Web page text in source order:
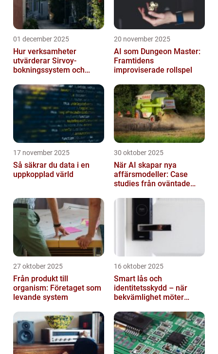
01 december 2025
Hur verksamheter
utvärderar Sirvoy-
bokningssystem och
20 november 2025
AI som Dungeon Master:
Framtidens
improviserade rollspel
17 november 2025
Så säkrar du data i en
uppkopplad värld
30 oktober 2025
När AI skapar nya
affärsmodeller: Case
studies från oväntade
27 oktober 2025
Från produkt till
organism: Företaget som
levande system
16 oktober 2025
Smart lås och
identitetsskydd – när
bekvämlighet möter